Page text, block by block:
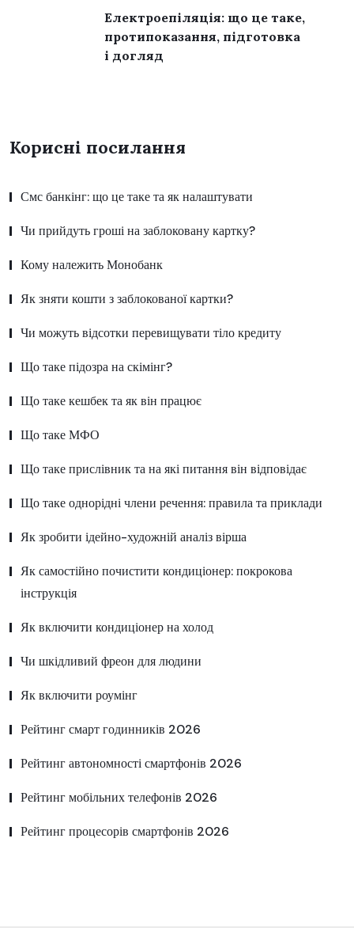
Електроепіляція: що це таке,
протипоказання, підготовка
і догляд
Корисні посилання
Смс банкінг: що це таке та як налаштувати
Чи прийдуть гроші на заблоковану картку?
Кому належить Монобанк
Як зняти кошти з заблокованої картки?
Чи можуть відсотки перевищувати тіло кредиту
Що таке підозра на скімінг?
Що таке кешбек та як він працює
Що таке МФО
Що таке прислівник та на які питання він відповідає
Що таке однорідні члени речення: правила та приклади
Як зробити ідейно-художній аналіз вірша
Як самостійно почистити кондиціонер: покрокова
інструкція
Як включити кондиціонер на холод
Чи шкідливий фреон для людини
Як включити роумінг
Рейтинг смарт годинників 2026
Рейтинг автономності смартфонів 2026
Рейтинг мобільних телефонів 2026
Рейтинг процесорів смартфонів 2026